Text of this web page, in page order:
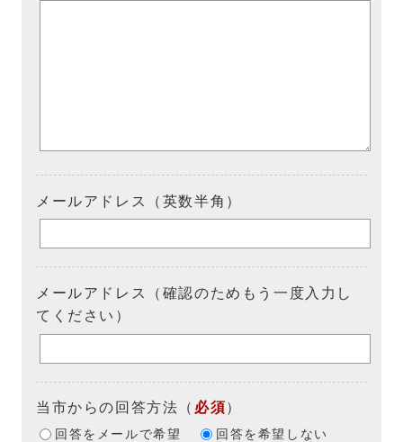
メールアドレス（英数半角）
メールアドレス（確認のためもう一度入力し
てください）
当市からの回答方法 （ 必須）
回答をメールで希望 回答を希望しない